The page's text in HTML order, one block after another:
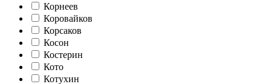
Корнеев
Коровайков
Корсаков
Косон
Костерин
Кото
Котухин